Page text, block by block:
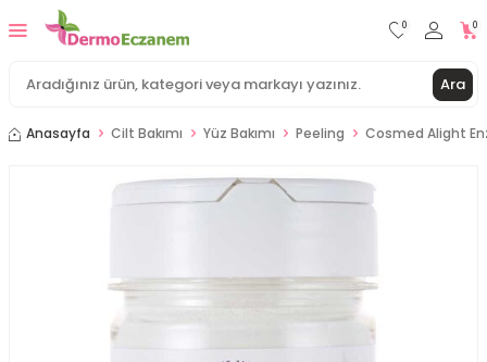
Ara
0 0
Anasayfa Cilt Bakımı Yüz Bakımı Peeling Cosmed Alight